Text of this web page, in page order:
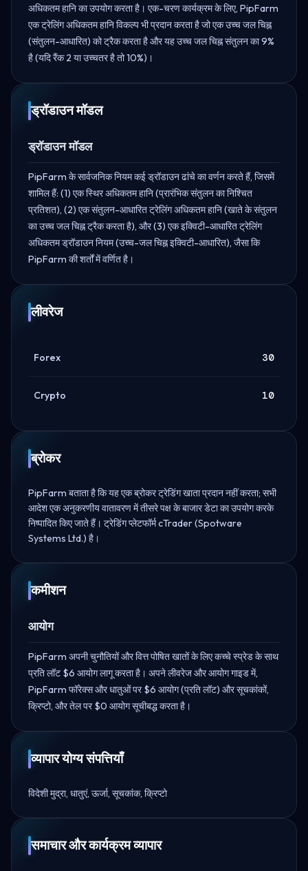
अधिकतम हानि का उपयोग करता है। एक-चरण कार्यक्रम के लिए, PipFarm
एक ट्रेलिंग अधिकतम हानि विकल्प भी प्रदान करता है जो एक उच्च जल चिह्न
(संतुलन-आधारित) को ट्रैक करता है और यह उच्च जल चिह्न संतुलन का 9%
है (यदि रैंक 2 या उच्चतर है तो 10%)।
ड्रॉडाउन मॉडल
ड्रॉडाउन मॉडल
PipFarm के सार्वजनिक नियम कई ड्रॉडाउन ढांचे का वर्णन करते हैं, जिसमें
शामिल हैं: (1) एक स्थिर अधिकतम हानि (प्रारंभिक संतुलन का निश्चित
प्रतिशत), (2) एक संतुलन-आधारित ट्रेलिंग अधिकतम हानि (खाते के संतुलन
का उच्च जल चिह्न ट्रैक करता है), और (3) एक इक्विटी-आधारित ट्रेलिंग
अधिकतम ड्रॉडाउन नियम (उच्च-जल चिह्न इक्विटी-आधारित), जैसा कि
PipFarm की शर्तों में वर्णित है।
लीवरेज
Forex 30
Crypto 10
ब्रोकर
PipFarm बताता है कि यह एक ब्रोकर ट्रेडिंग खाता प्रदान नहीं करता; सभी
आदेश एक अनुकरणीय वातावरण में तीसरे पक्ष के बाजार डेटा का उपयोग करके
निष्पादित किए जाते हैं। ट्रेडिंग प्लेटफॉर्म cTrader (Spotware
Systems Ltd.) है।
कमीशन
आयोग
PipFarm अपनी चुनौतियों और वित्त पोषित खातों के लिए कच्चे स्प्रेड के साथ
प्रति लॉट $6 आयोग लागू करता है। अपने लीवरेज और आयोग गाइड में,
PipFarm फॉरेक्स और धातुओं पर $6 आयोग (प्रति लॉट) और सूचकांकों,
क्रिप्टो, और तेल पर $0 आयोग सूचीबद्ध करता है।
व्यापार योग्य संपत्तियाँ
विदेशी मुद्रा, धातुएं, ऊर्जा, सूचकांक, क्रिप्टो
समाचार और कार्यक्रम व्यापार